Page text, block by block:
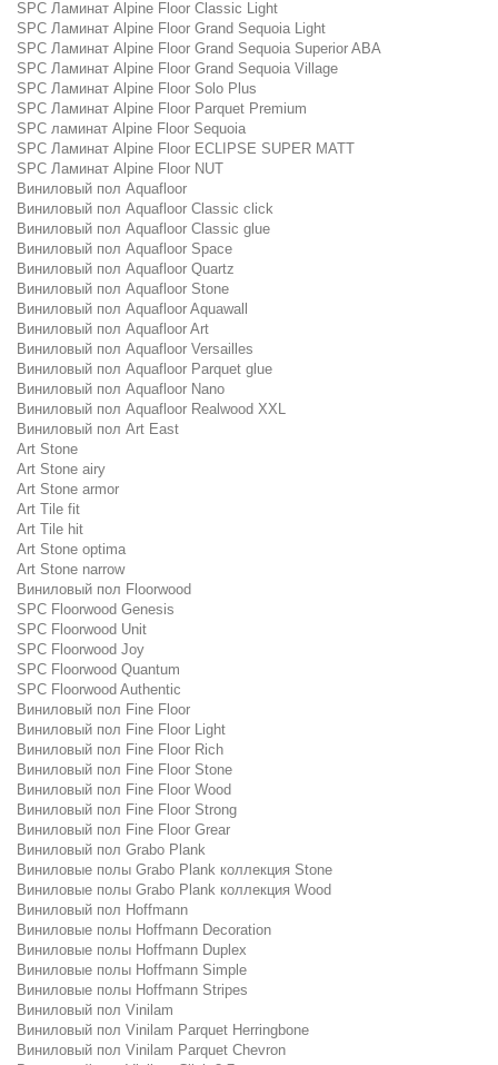
SPC Ламинат Alpine Floor Classic Light
SPC Ламинат Alpine Floor Grand Sequoia Light
SPC Ламинат Alpine Floor Grand Sequoia Superior ABA
SPC Ламинат Alpine Floor Grand Sequoia Village
SPC Ламинат Alpine Floor Solo Plus
SPC Ламинат Alpine Floor Parquet Premium
SPC ламинат Alpine Floor Sequoia
SPC Ламинат Alpine Floor ECLIPSE SUPER MATT
SPC Ламинат Alpine Floor NUT
Виниловый пол Aquafloor
Виниловый пол Aquafloor Classic click
Виниловый пол Aquafloor Classic glue
Виниловый пол Aquafloor Space
Виниловый пол Aquafloor Quartz
Виниловый пол Aquafloor Stone
Виниловый пол Aquafloor Aquawall
Виниловый пол Aquafloor Art
Виниловый пол Aquafloor Versailles
Виниловый пол Aquafloor Parquet glue
Виниловый пол Aquafloor Nano
Виниловый пол Aquafloor Realwood XXL
Виниловый пол Art East
Art Stone
Art Stone airy
Art Stone armor
Art Tile fit
Art Tile hit
Art Stone optima
Art Stone narrow
Виниловый пол Floorwood
SPC Floorwood Genesis
SPC Floorwood Unit
SPC Floorwood Joy
SPC Floorwood Quantum
SPC Floorwood Authentic
Виниловый пол Fine Floor
Виниловый пол Fine Floor Light
Виниловый пол Fine Floor Rich
Виниловый пол Fine Floor Stone
Виниловый пол Fine Floor Wood
Виниловый пол Fine Floor Strong
Виниловый пол Fine Floor Grear
Виниловый пол Grabo Plank
Виниловые полы Grabo Plank коллекция Stone
Виниловые полы Grabo Plank коллекция Wood
Виниловый пол Hoffmann
Виниловые полы Hoffmann Decoration
Виниловые полы Hoffmann Duplex
Виниловые полы Hoffmann Simple
Виниловые полы Hoffmann Stripes
Виниловый пол Vinilam
Виниловый пол Vinilam Parquet Herringbone
Виниловый пол Vinilam Parquet Chevron